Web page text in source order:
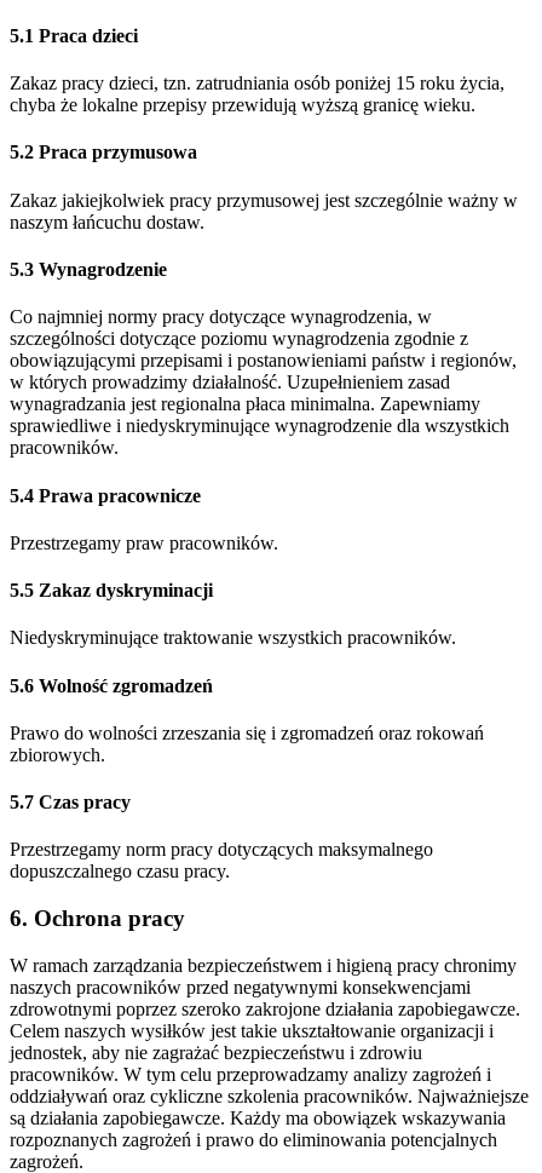
5.1 Praca dzieci
Zakaz pracy dzieci, tzn. zatrudniania osób poniżej 15 roku życia,
chyba że lokalne przepisy przewidują wyższą granicę wieku.
5.2 Praca przymusowa
Zakaz jakiejkolwiek pracy przymusowej jest szczególnie ważny w
naszym łańcuchu dostaw.
5.3 Wynagrodzenie
Co najmniej normy pracy dotyczące wynagrodzenia, w
szczególności dotyczące poziomu wynagrodzenia zgodnie z
obowiązującymi przepisami i postanowieniami państw i regionów,
w których prowadzimy działalność. Uzupełnieniem zasad
wynagradzania jest regionalna płaca minimalna. Zapewniamy
sprawiedliwe i niedyskryminujące wynagrodzenie dla wszystkich
pracowników.
5.4 Prawa pracownicze
Przestrzegamy praw pracowników.
5.5 Zakaz dyskryminacji
Niedyskryminujące traktowanie wszystkich pracowników.
5.6 Wolność zgromadzeń
Prawo do wolności zrzeszania się i zgromadzeń oraz rokowań
zbiorowych.
5.7 Czas pracy
Przestrzegamy norm pracy dotyczących maksymalnego
dopuszczalnego czasu pracy.
6. Ochrona pracy
W ramach zarządzania bezpieczeństwem i higieną pracy chronimy
naszych pracowników przed negatywnymi konsekwencjami
zdrowotnymi poprzez szeroko zakrojone działania zapobiegawcze.
Celem naszych wysiłków jest takie ukształtowanie organizacji i
jednostek, aby nie zagrażać bezpieczeństwu i zdrowiu
pracowników. W tym celu przeprowadzamy analizy zagrożeń i
oddziaływań oraz cykliczne szkolenia pracowników. Najważniejsze
są działania zapobiegawcze. Każdy ma obowiązek wskazywania
rozpoznanych zagrożeń i prawo do eliminowania potencjalnych
zagrożeń.